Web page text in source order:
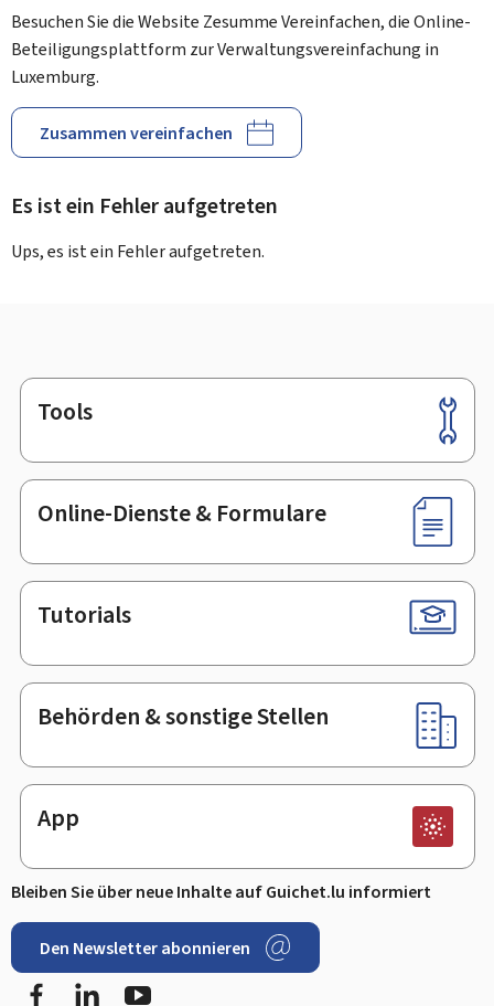
Besuchen Sie die Website Zesumme Vereinfachen, die Online-
Beteiligungsplattform zur Verwaltungsvereinfachung in
Luxemburg.
Zusammen vereinfachen
Es ist ein Fehler aufgetreten
Ups, es ist ein Fehler aufgetreten.
Footer
Tools
Online-Dienste & Formulare
Tutorials
Behörden & sonstige Stellen
App
Bleiben Sie über neue Inhalte auf Guichet.lu informiert
Den Newsletter abonnieren
FacebookLinkedIn